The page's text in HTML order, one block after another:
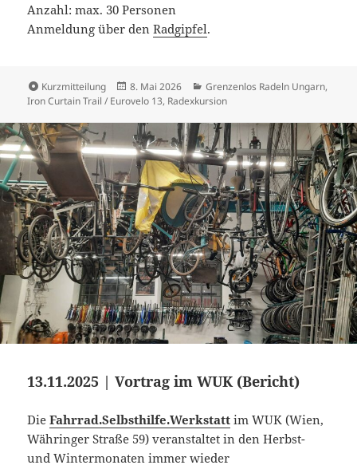
Anzahl: max. 30 Personen
Anmeldung über denRadgipfel.
Format
Kurzmitteilung
Veröffentlicht
am
8. Mai 2026 Kategorien
Grenzenlos Radeln Ungarn,
Iron Curtain Trail / Eurovelo 13, Radexkursion
13.11.2025 | Vortrag im WUK (Bericht)
DieFahrrad.Selbsthilfe.Werkstatt im WUK (Wien,
Währinger Straße 59) veranstaltet in den Herbst-
und Wintermonaten immer wieder